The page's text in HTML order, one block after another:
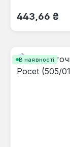
Звичайна
443,66 ₴
В наявності